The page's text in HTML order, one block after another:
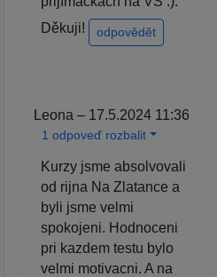
Děkuji!
odpovědět
Leona – 17.5.2024 11:36
1 odpoveď rozbalit
Kurzy jsme absolvovali
od rijna Na Zlatance a
byli jsme velmi
spokojeni. Hodnoceni
pri kazdem testu bylo
velmi motivacni. A na